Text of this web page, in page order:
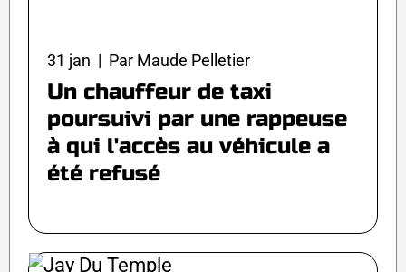
31 jan | Par Maude Pelletier
Un chauffeur de taxi
poursuivi par une rappeuse
à qui l'accès au véhicule a
été refusé